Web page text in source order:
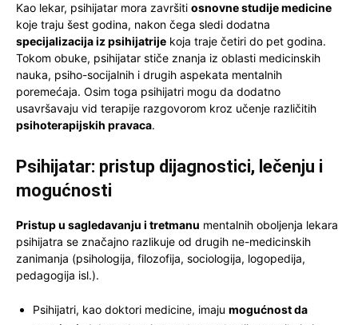
Kao lekar, psihijatar mora završiti osnovne studije medicine
koje traju šest godina, nakon čega sledi dodatna
specijalizacija iz psihijatrije koja traje četiri do pet godina.
Tokom obuke, psihijatar stiče znanja iz oblasti medicinskih
nauka, psiho-socijalnih i drugih aspekata mentalnih
poremećaja. Osim toga psihijatri mogu da dodatno
usavršavaju vid terapije razgovorom kroz učenje različitih
psihoterapijskih pravaca.
Psihijatar: pristup dijagnostici, lečenju i
mogućnosti
Pristup u sagledavanju i tretmanu mentalnih oboljenja lekara
psihijatra se značajno razlikuje od drugih ne-medicinskih
zanimanja (psihologija, filozofija, sociologija, logopedija,
pedagogija isl.).
Psihijatri, kao doktori medicine, imaju mogućnost da